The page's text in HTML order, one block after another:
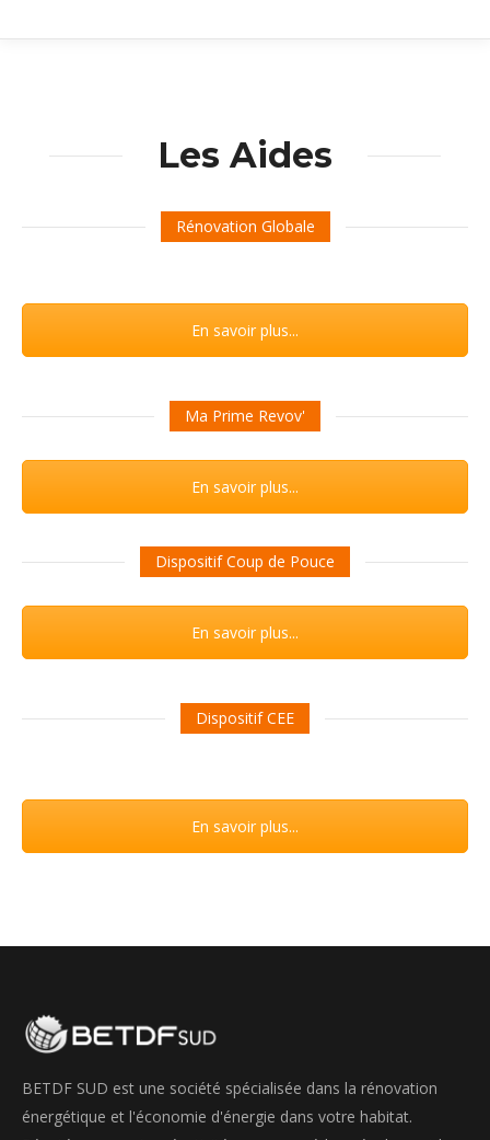
Les Aides
Rénovation Globale
En savoir plus...
Ma Prime Revov'
En savoir plus...
Dispositif Coup de Pouce
En savoir plus...
Dispositif CEE
En savoir plus...
BETDF SUD est une société spécialisée dans la rénovation
énergétique et l'économie d'énergie dans votre habitat.